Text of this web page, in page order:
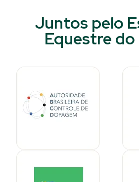
Juntos pelo
Equestre do